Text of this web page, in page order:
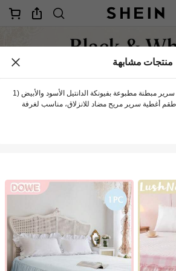
منتجات مشابهة
1 قطعة تنورة سرير مبطنة مطبوعة بفيونكة الدانتيل الأسود والأبيض (1
أغطية سرير مريح مضاد للانزلاق، مناسب لغرفة
قابل للغسل في الغسالة، مناسب لجميع الفصول